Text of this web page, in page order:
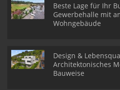
Beste Lage für Ihr
Gewerbehalle mit
Wohngebäude
Design &
Architektonisches
Bauweise